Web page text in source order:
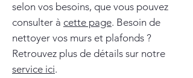
selon vos besoins, que vous pouvez
consulter à cette page. Besoin de
nettoyer vos murs et plafonds ?
Retrouvez plus de détails sur notre
service ici.